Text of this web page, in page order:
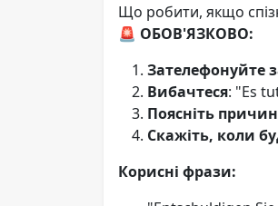
Що робити, якщо
🚨 ОБОВ'ЯЗКОВО:
Зателефонуйте
Вибачтеся: "Es
Поясніть
Скажіть, коли
Корисні фрази: